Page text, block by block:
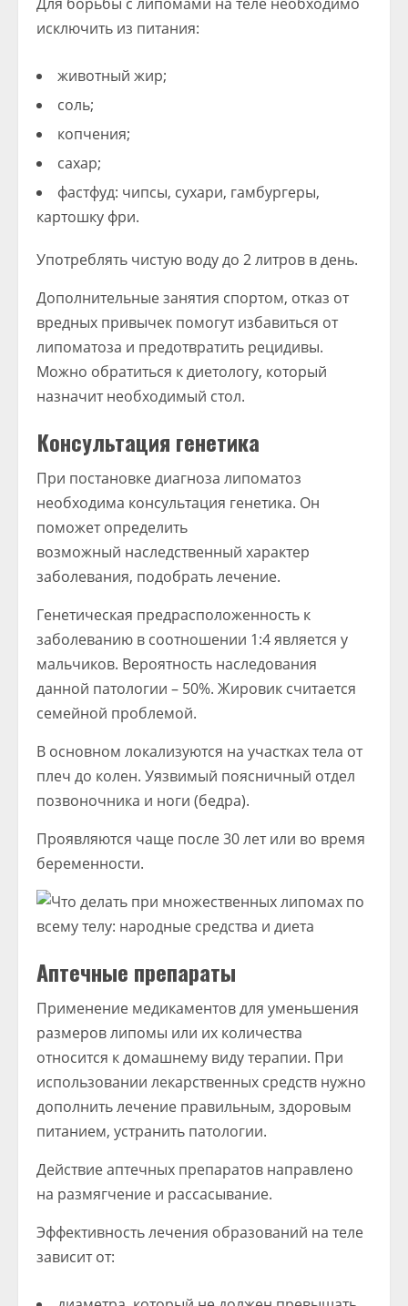
исключить из питания:
животный жир;
соль;
копчения;
сахар;
фастфуд: чипсы, сухари, гамбургеры,
картошку фри.
Употреблять чистую воду до 2 литров в день.
Дополнительные занятия спортом, отказ от
вредных привычек помогут избавиться от
липоматоза и предотвратить рецидивы.
Можно обратиться к диетологу, который
назначит необходимый стол.
Консультация генетика
При постановке диагноза липоматоз
необходима консультация генетика. Он
поможет определить
возможный наследственный характер
заболевания, подобрать лечение.
Генетическая предрасположенность к
заболеванию в соотношении 1:4 является у
мальчиков. Вероятность наследования
данной патологии – 50%. Жировик считается
семейной проблемой.
В основном локализуются на участках тела от
плеч до колен. Уязвимый поясничный отдел
позвоночника и ноги (бедра).
Проявляются чаще после 30 лет или во время
беременности.
Аптечные препараты
Применение медикаментов для уменьшения
размеров липомы или их количества
относится к домашнему виду терапии. При
использовании лекарственных средств нужно
дополнить лечение правильным, здоровым
питанием, устранить патологии.
Действие аптечных препаратов направлено
на размягчение и рассасывание.
Эффективность лечения образований на теле
зависит от: